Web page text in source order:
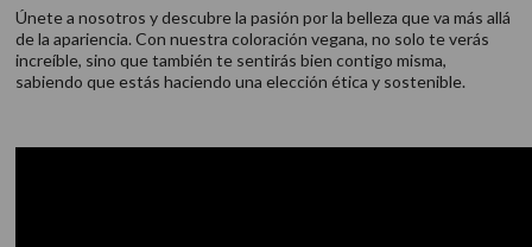
Únete a nosotros y descubre la pasión por la belleza que va más allá
de la apariencia. Con nuestra coloración vegana, no solo te verás
increíble, sino que también te sentirás bien contigo misma,
sabiendo que estás haciendo una elección ética y sostenible.